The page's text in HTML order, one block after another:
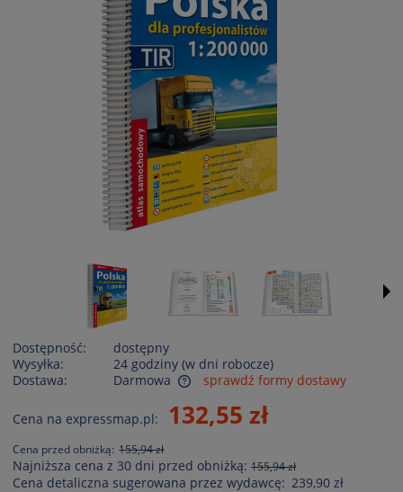
Dostępność:
dostępny
Wysyłka:
24 godziny (w dni robocze)
Dostawa:
Darmowa sprawdź formy dostawy
Cena na expressmap.pl: 132,55 zł
Cena przed obniżką: 155,94 zł
Najniższa cena z 30 dni przed obniżką: 155,94 zł
Cena detaliczna sugerowana przez wydawcę: 239,90 zł